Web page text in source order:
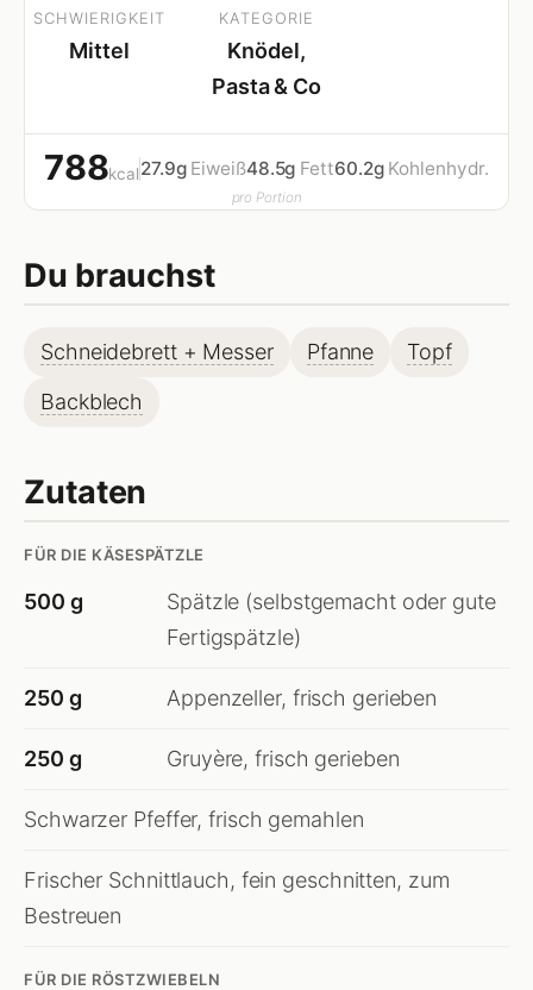
SCHWIERIGKEIT
Mittel
KATEGORIE
Knödel,
Pasta & Co
788kcal27.9g Eiweiß48.5g Fett60.2g Kohlenhydr.
pro Portion
Du brauchst
Schneidebrett + Messer Pfanne
Topf
Backblech
Zutaten
FÜR DIE KÄSESPÄTZLE
500 g
Spätzle (selbstgemacht oder gute
Fertigspätzle)
250 g Appenzeller, frisch gerieben
250 g Gruyère, frisch gerieben
Schwarzer Pfeffer, frisch gemahlen
Frischer Schnittlauch, fein geschnitten, zum
Bestreuen
FÜR DIE RÖSTZWIEBELN